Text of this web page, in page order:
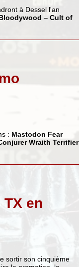
à Dessel l'an
– Cult of
: Mastodon Fear
Wraith Terrifier
en
sortir son cinquième